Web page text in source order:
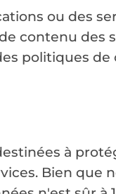
ou des
contenu des
politiques
à
Bien que